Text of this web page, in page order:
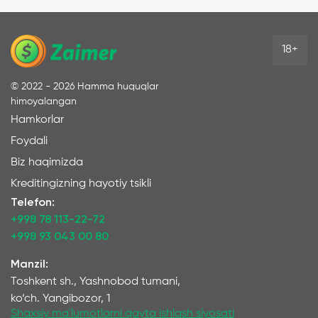
© 2022 - 2026 Hamma huquqlar
himoyalangan
Hamkorlar
Foydali
Biz haqimizda
Kreditingizning hayotiy tsikli
Telefon:
+998 78 113-22-72
+998 93 043 00 80
Manzil:
Toshkent sh., Yashnobod tumani,
ko‘ch. Yangibozor, 1
Shaxsiy ma'lumotlarni qayta ishlash siyosati
18+